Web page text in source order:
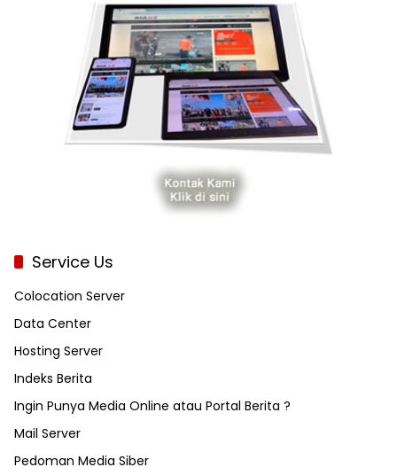
Service Us
Colocation Server
Data Center
Hosting Server
Indeks Berita
Ingin Punya Media Online atau Portal Berita ?
Mail Server
Pedoman Media Siber